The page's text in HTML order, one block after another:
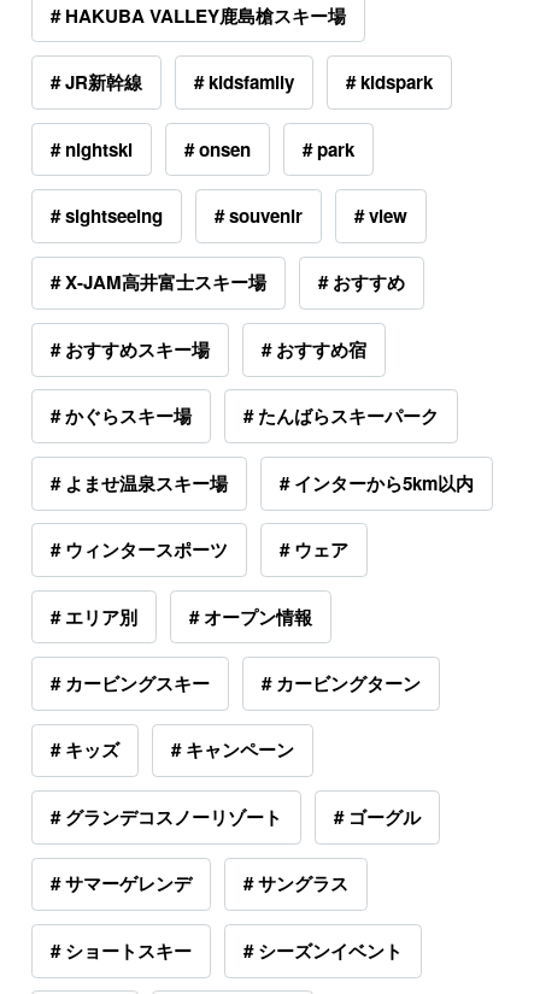
# HAKUBA VALLEY鹿島槍スキー場
# JR新幹線 # kidsfamily # kidspark
# nightski # onsen # park
# sightseeing # souvenir # view
# X-JAM高井富士スキー場 # おすすめ
# おすすめスキー場 # おすすめ宿
# かぐらスキー場 # たんばらスキーパーク
# よませ温泉スキー場 # インターから5km以内
# ウィンタースポーツ # ウェア
# エリア別 # オープン情報
# カービングスキー # カービングターン
# キッズ # キャンペーン
# グランデコスノーリゾート # ゴーグル
# サマーゲレンデ # サングラス
# ショートスキー # シーズンイベント